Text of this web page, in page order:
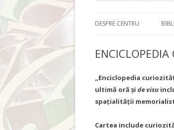
DESPRE CENTRU
„Enciclopedia
ultimă oră și de visu
spațialității
Cartea include